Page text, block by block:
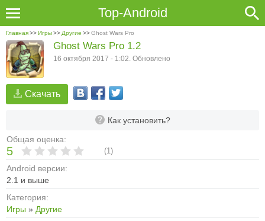
Top-Android
Главная>>Игры>> Другие >>Ghost Wars Pro
Скачать
Как установить?
Общая оценка:
5 (1)
Android версии:
2.1 и выше
Категория:
Игры » Другие
Ghost Wars Pro 1.2
16 октября 2017 - 1:02. Обновлено